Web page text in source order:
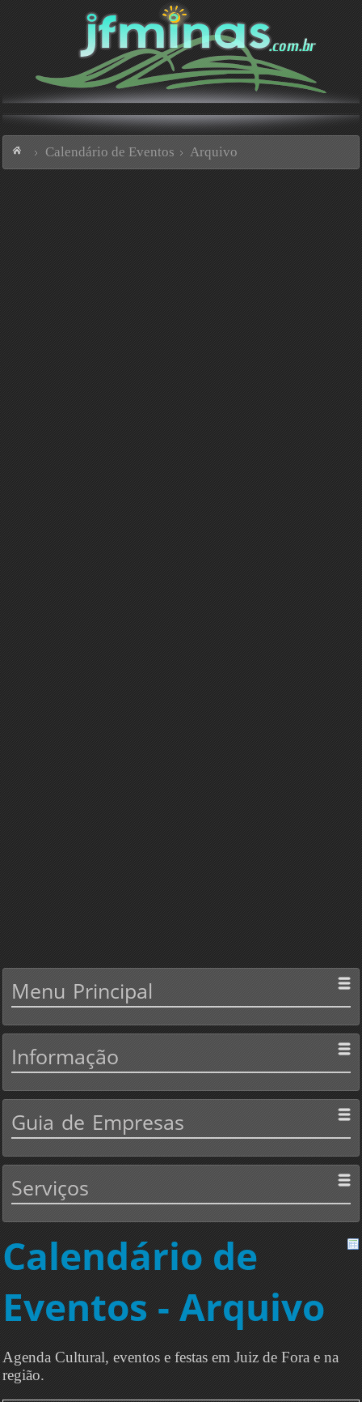
Calendário de Eventos Arquivo
Menu Principal
Informação
Guia de Empresas
Serviços
Calendário de
Eventos - Arquivo
Agenda Cultural, eventos e festas em Juiz de Fora e na
região.